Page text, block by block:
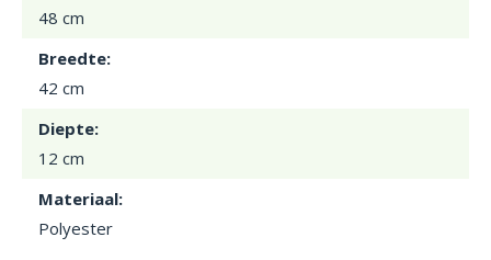
48 cm
Breedte:
42 cm
Diepte:
12 cm
Materiaal:
Polyester